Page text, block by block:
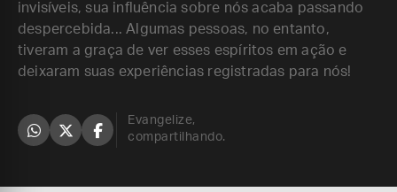
invisíveis, sua influência sobre nós acaba passando
despercebida... Algumas pessoas, no entanto,
tiveram a graça de ver esses espíritos em ação e
deixaram suas experiências registradas para nós!
Evangelize,
compartilhando.